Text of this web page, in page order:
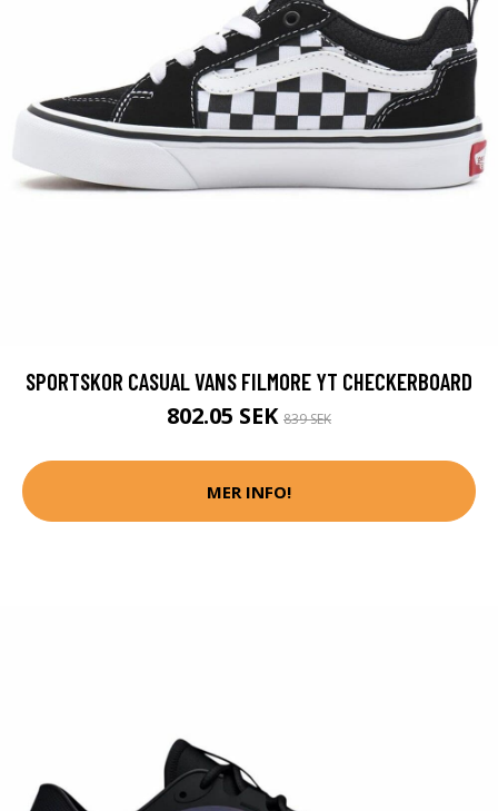
SPORTSKOR CASUAL VANS FILMORE YT CHECKERBOARD
802.05 SEK 839 SEK
MER INFO!